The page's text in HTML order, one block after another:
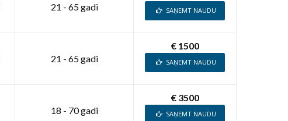
21 - 65 gadi SAŅEMT NAUDU
21 - 65 gadi
€ 1500
SAŅEMT NAUDU
18 - 70 gadi
€ 3500
SAŅEMT NAUDU